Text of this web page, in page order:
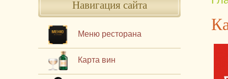
Навигация сайта
Меню ресторана
Карта вин